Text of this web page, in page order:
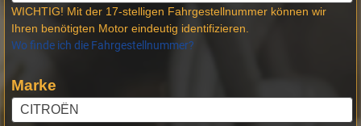
WICHTIG! Mit der 17-stelligen Fahrgestellnummer können wir
Ihren benötigten Motor eindeutig identifizieren.
Wo finde ich die Fahrgestellnummer?
Marke